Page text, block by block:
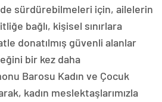
sürdürebilmeleri için, ailelerin
bağlı, kişisel sınırlara
donatılmış güvenli alanlar
bir kez daha
Barosu Kadın ve Çocuk
kadın meslektaşlarımızla